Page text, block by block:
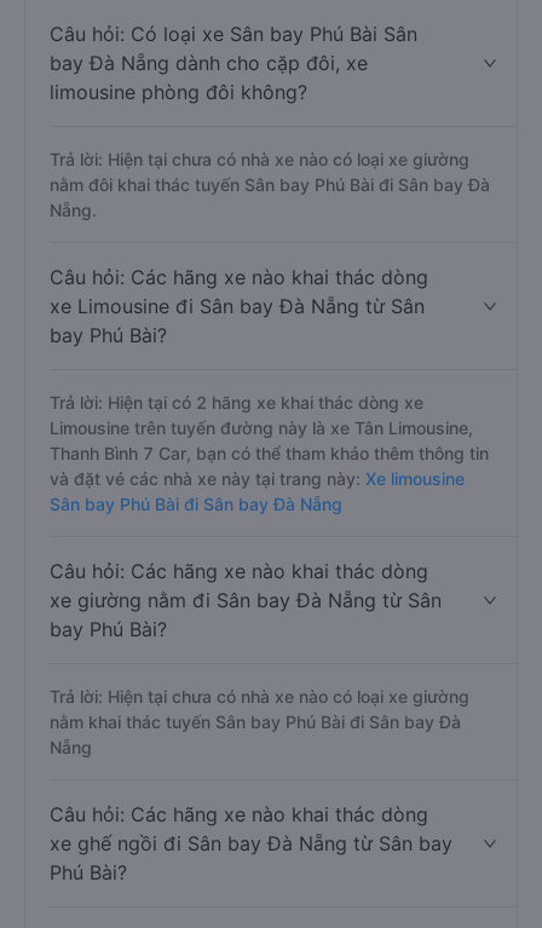
Câu hỏi: Có loại xe Sân bay Phú Bài Sân
bay Đà Nẵng dành cho cặp đôi, xe
limousine phòng đôi không?
Trả lời: Hiện tại chưa có nhà xe nào có loại xe giường
nằm đôi khai thác tuyến Sân bay Phú Bài đi Sân bay Đà
Nẵng.
Câu hỏi: Các hãng xe nào khai thác dòng
xe Limousine đi Sân bay Đà Nẵng từ Sân
bay Phú Bài?
Trả lời: Hiện tại có 2 hãng xe khai thác dòng xe
Limousine trên tuyến đường này là xe Tân Limousine,
Thanh Bình 7 Car, bạn có thể tham khảo thêm thông tin
và đặt vé các nhà xe này tại trang này: Xe limousine
Sân bay Phú Bài đi Sân bay Đà Nẵng
Câu hỏi: Các hãng xe nào khai thác dòng
xe giường nằm đi Sân bay Đà Nẵng từ Sân
bay Phú Bài?
Trả lời: Hiện tại chưa có nhà xe nào có loại xe giường
nằm khai thác tuyến Sân bay Phú Bài đi Sân bay Đà
Nẵng
Câu hỏi: Các hãng xe nào khai thác dòng
xe ghế ngồi đi Sân bay Đà Nẵng từ Sân bay
Phú Bài?